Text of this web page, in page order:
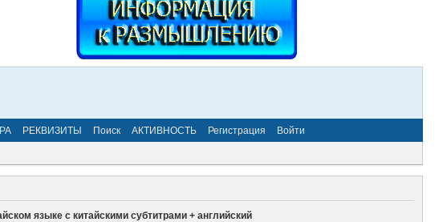
РЕКВИЗИТЫ Поиск АКТИВНОСТЬ Регистрация Войти
языке с китайскими субтитрами + английский